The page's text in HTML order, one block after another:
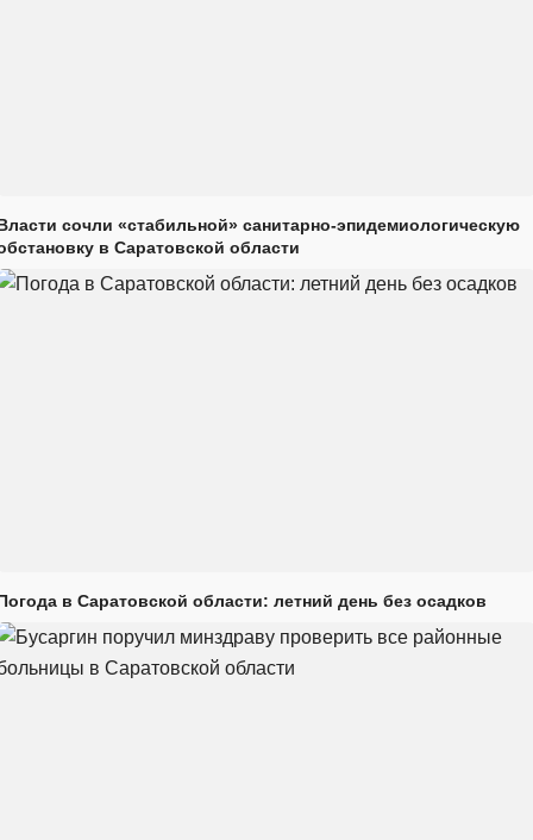
сочли «стабильной» санитарно-эпидемиологическую
в Саратовской области
в Саратовской области: летний день без осадков